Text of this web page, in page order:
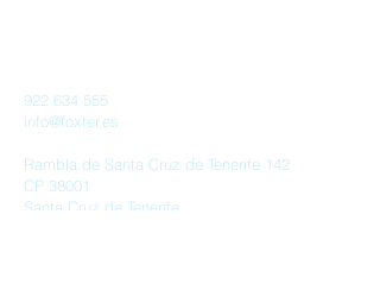
922 634 555
info@foxter.es
Rambla de Santa Cruz de Tenerife 142
CP 38001
Santa Cruz de Tenerife